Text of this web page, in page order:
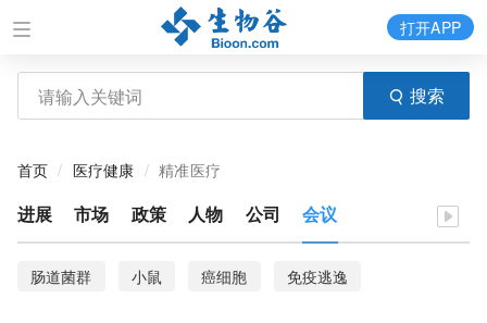
搜索
打开APP
首页 医疗健康 精准医疗
进展 市场 政策 人物 公司 会议
肠道菌群 小鼠 癌细胞
免疫逃逸